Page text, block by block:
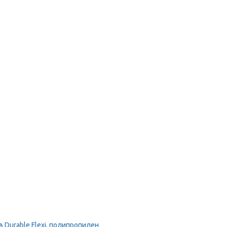
Flexi, полипропилен